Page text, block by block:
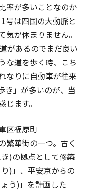
率が多いことなのか
号は四国の大動脈と
が休まりません。
があるのでまだ良い
な道を歩く時、こち
なりに自動車が往来
き」が多いのが、当
ます。
区福原町
繁華街の一つ。古く
)の拠点として修築
)」、平安京からの
う)」を計画した